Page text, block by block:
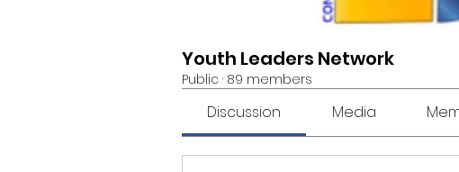
Youth Leaders Network
Public · 89 members
Discussion Media